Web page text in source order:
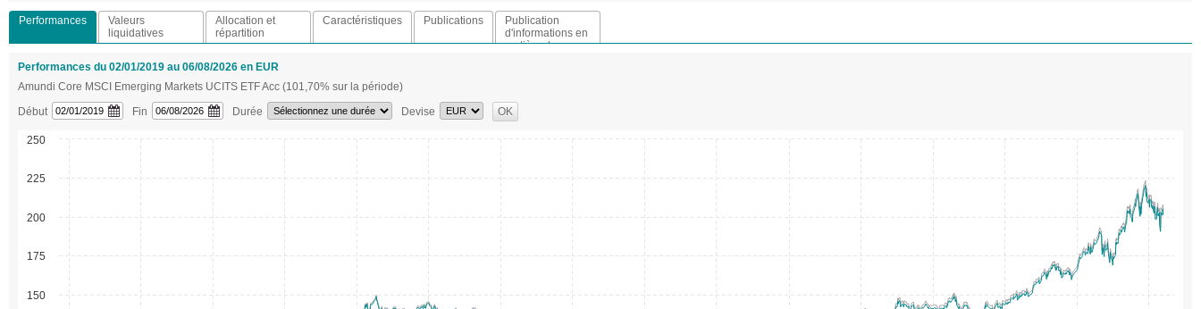
Performances
Valeurs
liquidatives
Allocation et
répartition
Caractéristiques Publications
Publication
d'informations en
matière de
Performances du 02/01/2019 au 06/08/2026 en EUR
Amundi Core MSCI Emerging Markets UCITS ETF Acc (101,70% sur la période)
Début
Fin Durée Devise OK
150
175
200
225
250